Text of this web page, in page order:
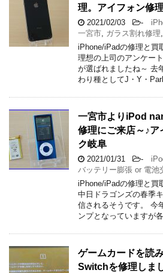
理。アイフォン修
2021/02/03 -
一宮市, ガラス割れ修理,
iPhone/iPadの修理と買
理想の上司のアンケー
が選ばれましたね～ 去
わり種としてJ・Y・
一宮市よりiPod
修理にご来店～♪ア
ク岐阜
2021/01/31 -
バッテリー膨張 or 電池
iPhone/iPadの修理と買
中日ドラゴンズの春季
信されるそうです。 今
ンプとなっていますが
ゲームカードを読
Switchを修理しま